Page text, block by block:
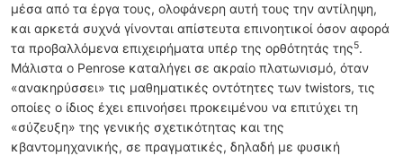
μέσα από τα έργα τους, ολοφάνερη αυτή τους την αντίληψη,
και αρκετά συχνά γίνονται απίστευτα επινοητικοί όσον αφορά
τα προβαλλόμενα επιχειρήματα υπέρ της ορθότητάς της5.
Μάλιστα ο Penrose καταλήγει σε ακραίο πλατωνισμό, όταν
«ανακηρύσσει» τις μαθηματικές οντότητες των twistors, τις
οποίες ο ίδιος έχει επινοήσει προκειμένου να επιτύχει τη
«σύζευξη» της γενικής σχετικότητας και της
κβαντομηχανικής, σε πραγματικές, δηλαδή με φυσική